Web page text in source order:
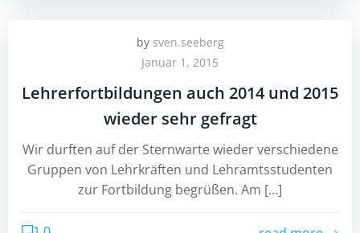
by sven.seeberg
Januar 1, 2015
Lehrerfortbildungen auch 2014 und 2015
wieder sehr gefragt
Wir durften auf der Sternwarte wieder verschiedene
Gruppen von Lehrkräften und Lehramtsstudenten
zur Fortbildung begrüßen. Am […]